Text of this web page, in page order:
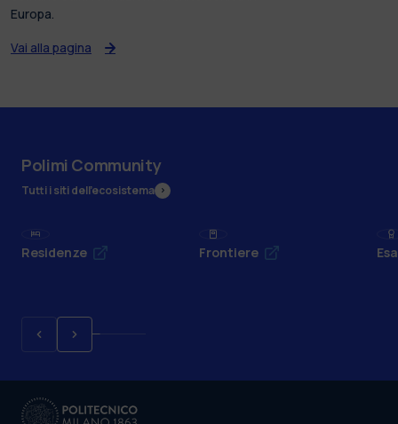
Europa.
Vai alla pagina
Polimi Community
Tutti i siti dell’ecosistema
Residenze Frontiere